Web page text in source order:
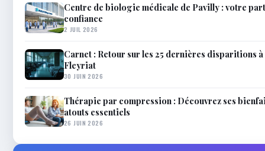
Centre de biologie médicale de Pavilly : votre
confiance
2 JUIL 2026
Carnet : Retour sur les 25 dernières disparitions à
Fleyriat
30 JUIN 2026
Thérapie par compression : Découvrez ses
atouts essentiels
26 JUIN 2026